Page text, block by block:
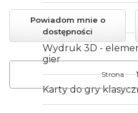
Akcesoria
Wydruk 3D -
gier
Karty do gry
Powiadom mnie o
dostępności
Strona